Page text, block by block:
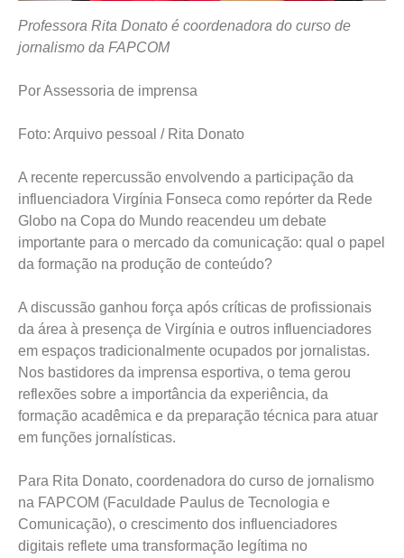
Professora Rita Donato é coordenadora do curso de
jornalismo da FAPCOM
Por Assessoria de imprensa
Foto: Arquivo pessoal / Rita Donato
A recente repercussão envolvendo a participação da
influenciadora Virgínia Fonseca como repórter da Rede
Globo na Copa do Mundo reacendeu um debate
importante para o mercado da comunicação: qual o papel
da formação na produção de conteúdo?
A discussão ganhou força após críticas de profissionais
da área à presença de Virgínia e outros influenciadores
em espaços tradicionalmente ocupados por jornalistas.
Nos bastidores da imprensa esportiva, o tema gerou
reflexões sobre a importância da experiência, da
formação acadêmica e da preparação técnica para atuar
em funções jornalísticas.
Para Rita Donato, coordenadora do curso de jornalismo
na FAPCOM (Faculdade Paulus de Tecnologia e
Comunicação), o crescimento dos influenciadores
digitais reflete uma transformação legítima no